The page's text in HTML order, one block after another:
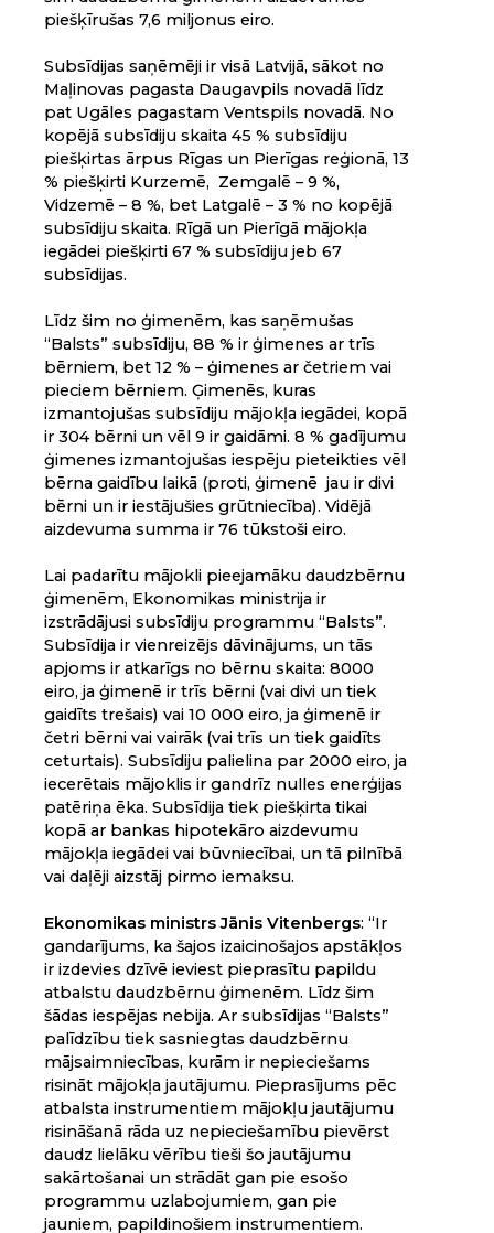
piešķīrušas 7,6 miljonus eiro.
Subsīdijas saņēmēji ir visā Latvijā, sākot no
Maļinovas pagasta Daugavpils novadā līdz
pat Ugāles pagastam Ventspils novadā. No
kopējā subsīdiju skaita 45 % subsīdiju
piešķirtas ārpus Rīgas un Pierīgas reģionā, 13
% piešķirti Kurzemē, Zemgalē – 9 %,
Vidzemē – 8 %, bet Latgalē – 3 % no kopējā
subsīdiju skaita. Rīgā un Pierīgā mājokļa
iegādei piešķirti 67 % subsīdiju jeb 67
subsīdijas.
Līdz šim no ģimenēm, kas saņēmušas
“Balsts” subsīdiju, 88 % ir ģimenes ar trīs
bērniem, bet 12 % – ģimenes ar četriem vai
pieciem bērniem. Ģimenēs, kuras
izmantojušas subsīdiju mājokļa iegādei, kopā
ir 304 bērni un vēl 9 ir gaidāmi. 8 % gadījumu
ģimenes izmantojušas iespēju pieteikties vēl
bērna gaidību laikā (proti, ģimenē jau ir divi
bērni un ir iestājušies grūtniecība). Vidējā
aizdevuma summa ir 76 tūkstoši eiro.
Lai padarītu mājokli pieejamāku daudzbērnu
ģimenēm, Ekonomikas ministrija ir
izstrādājusi subsīdiju programmu “Balsts”.
Subsīdija ir vienreizējs dāvinājums, un tās
apjoms ir atkarīgs no bērnu skaita: 8000
eiro, ja ģimenē ir trīs bērni (vai divi un tiek
gaidīts trešais) vai 10 000 eiro, ja ģimenē ir
četri bērni vai vairāk (vai trīs un tiek gaidīts
ceturtais). Subsīdiju palielina par 2000 eiro, ja
iecerētais mājoklis ir gandrīz nulles enerģijas
patēriņa ēka. Subsīdija tiek piešķirta tikai
kopā ar bankas hipotekāro aizdevumu
mājokļa iegādei vai būvniecībai, un tā pilnībā
vai daļēji aizstāj pirmo iemaksu.
Ekonomikas ministrs Jānis Vitenbergs: “Ir
gandarījums, ka šajos izaicinošajos apstākļos
ir izdevies dzīvē ieviest pieprasītu papildu
atbalstu daudzbērnu ģimenēm. Līdz šim
šādas iespējas nebija. Ar subsīdijas “Balsts”
palīdzību tiek sasniegtas daudzbērnu
mājsaimniecības, kurām ir nepieciešams
risināt mājokļa jautājumu. Pieprasījums pēc
atbalsta instrumentiem mājokļu jautājumu
risināšanā rāda uz nepieciešamību pievērst
daudz lielāku vērību tieši šo jautājumu
sakārtošanai un strādāt gan pie esošo
programmu uzlabojumiem, gan pie
jauniem, papildinošiem instrumentiem.